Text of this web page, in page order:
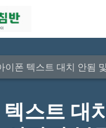
이폰 텍스트 대치 안됨
스트 대